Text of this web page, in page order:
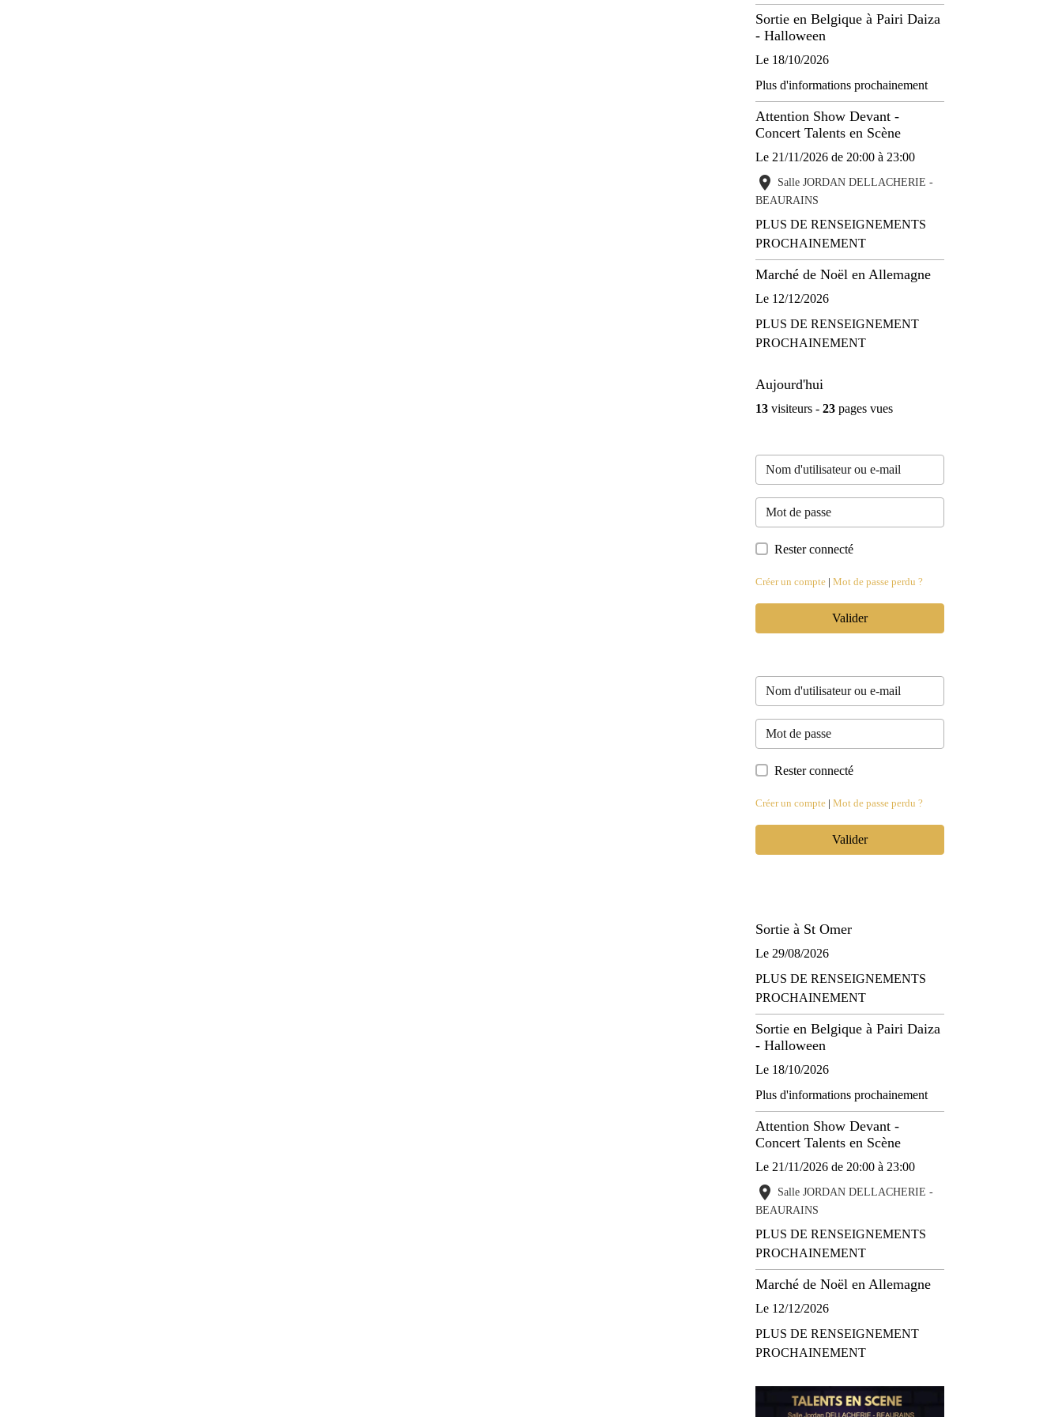
Sortie en Belgique à Pairi Daiza
- Halloween
Le 18/10/2026
Plus d'informations prochainement
Attention Show Devant -
Concert Talents en Scène
Le 21/11/2026 de 20:00 à 23:00
Salle JORDAN DELLACHERIE -
BEAURAINS
PLUS DE RENSEIGNEMENTS
PROCHAINEMENT
Marché de Noël en Allemagne
Le 12/12/2026
PLUS DE RENSEIGNEMENT
PROCHAINEMENT
Aujourd'hui
13visiteurs - 23pages vues
Rester connecté
Créer un compte| Mot de passe perdu ?
Valider
Rester connecté
Créer un compte| Mot de passe perdu ?
Valider
Sortie à St Omer
Le 29/08/2026
PLUS DE RENSEIGNEMENTS
PROCHAINEMENT
Sortie en Belgique à Pairi Daiza
- Halloween
Le 18/10/2026
Plus d'informations prochainement
Attention Show Devant -
Concert Talents en Scène
Le 21/11/2026 de 20:00 à 23:00
Salle JORDAN DELLACHERIE -
BEAURAINS
PLUS DE RENSEIGNEMENTS
PROCHAINEMENT
Marché de Noël en Allemagne
Le 12/12/2026
PLUS DE RENSEIGNEMENT
PROCHAINEMENT